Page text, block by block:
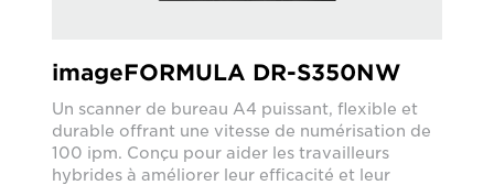
imageFORMULA DR-S350NW
Un scanner de bureau A4 puissant, flexible et
durable offrant une vitesse de numérisation de
100 ipm. Conçu pour aider les travailleurs
hybrides à améliorer leur efficacité et leur